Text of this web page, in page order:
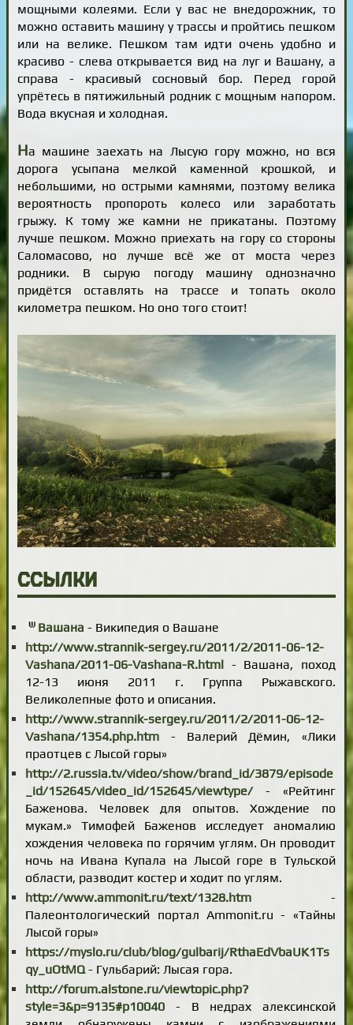
мощными колеями. Если у вас не внедорожник, то
можно оставить машину у трассы и пройтись пешком
или на велике. Пешком там идти очень удобно и
красиво - слева открывается вид на луг и Вашану, а
справа - красивый сосновый бор. Перед горой
упрётесь в пятижильный родник с мощным напором.
Вода вкусная и холодная.
На машине заехать на Лысую гору можно, но вся
дорога усыпана мелкой каменной крошкой, и
небольшими, но острыми камнями, поэтому велика
вероятность пропороть колесо или заработать
грыжу. К тому же камни не прикатаны. Поэтому
лучше пешком. Можно приехать на гору со стороны
Саломасово, но лучше всё же от моста через
родники. В сырую погоду машину однозначно
придётся оставлять на трассе и топать около
километра пешком. Но оно того стоит!
Ссылки
Вашана - Википедия о Вашане
http://www.strannik-sergey.ru/2011/2/2011-06-12-
Vashana/2011-06-Vashana-R.html - Вашана, поход
12-13 июня 2011 г. Группа Рыжавского.
Великолепные фото и описания.
http://www.strannik-sergey.ru/2011/2/2011-06-12-
Vashana/1354.php.htm - Валерий Дёмин, «Лики
праотцев с Лысой горы»
http://2.russia.tv/video/show/brand_id/3879/episode
_id/152645/video_id/152645/viewtype/- «Рейтинг
Баженова. Человек для опытов. Хождение по
мукам.» Тимофей Баженов исследует аномалию
хождения человека по горячим углям. Он проводит
ночь на Ивана Купала на Лысой горе в Тульской
области, разводит костер и ходит по углям.
http://www.ammonit.ru/text/1328.htm -
Палеонтологический портал Ammonit.ru - «Тайны
Лысой горы»
https://myslo.ru/club/blog/gulbarij/RthaEdVbaUK1Ts
qy_uOtMQ- Гульбарий: Лысая гора.
http://forum.alstone.ru/viewtopic.php?
style=3&p=9135#p10040 - В недрах алексинской